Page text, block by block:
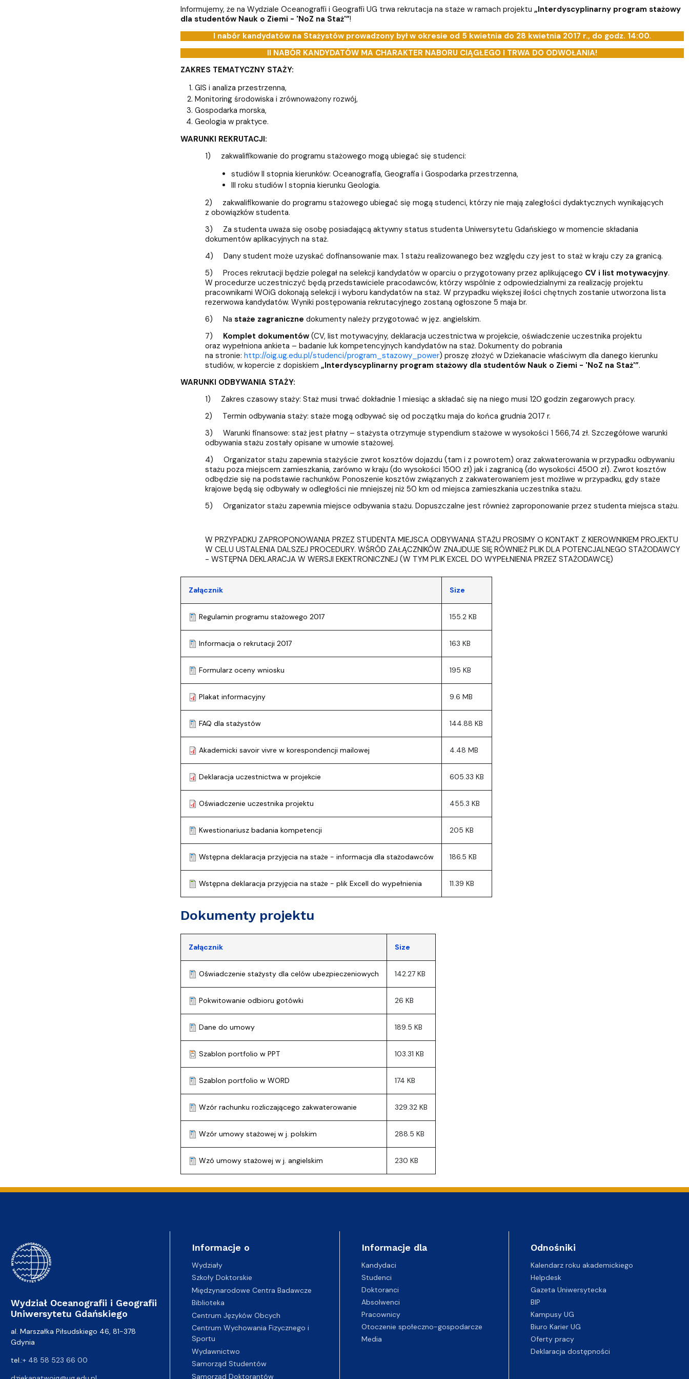
Informujemy, że na Wydziale Oceanografii i Geografii UG trwa rekrutacja na staże w ramach projektu „Interdyscyplinarny program stażowy
dla studentów Nauk o Ziemi - 'NoZ na Staż'”!
I nabór kandydatów na Stażystów prowadzony był w okresie od 5 kwietnia do 28 kwietnia 2017 r., do godz. 14:00.
II NABÓR KANDYDATÓW MA CHARAKTER NABORU CIĄGŁEGO I TRWA DO ODWOŁANIA!
ZAKRES TEMATYCZNY STAŻY:
GIS i analiza przestrzenna,
Monitoring środowiska i zrównoważony rozwój,
Gospodarka morska,
Geologia w praktyce.
WARUNKI REKRUTACJI:
1) zakwalifikowanie do programu stażowego mogą ubiegać się studenci:
studiów II stopnia kierunków: Oceanografia, Geografia i Gospodarka przestrzenna,
III roku studiów I stopnia kierunku Geologia.
2) zakwalifikowanie do programu stażowego ubiegać się mogą studenci, którzy nie mają zaległości dydaktycznych wynikających
z obowiązków studenta.
3) Za studenta uważa się osobę posiadającą aktywny status studenta Uniwersytetu Gdańskiego w momencie składania
dokumentów aplikacyjnych na staż.
4) Dany student może uzyskać dofinansowanie max. 1 stażu realizowanego bez względu czy jest to staż w kraju czy za granicą.
5) Proces rekrutacji będzie polegał na selekcji kandydatów w oparciu o przygotowany przez aplikującego CV i list motywacyjny.
W procedurze uczestniczyć będą przedstawiciele pracodawców, którzy wspólnie z odpowiedzialnymi za realizację projektu
pracownikami WOiG dokonają selekcji i wyboru kandydatów na staż. W przypadku większej ilości chętnych zostanie utworzona lista
rezerwowa kandydatów. Wyniki postępowania rekrutacyjnego zostaną ogłoszone 5 maja br.
6) Na staże zagraniczne dokumenty należy przygotować w jęz. angielskim.
7) Komplet dokumentów (CV, list motywacyjny, deklaracja uczestnictwa w projekcie, oświadczenie uczestnika projektu
oraz wypełniona ankieta – badanie luk kompetencyjnych kandydatów na staż. Dokumenty do pobrania
na stronie: http://oig.ug.edu.pl/studenci/program_stazowy_power) proszę złożyć w Dziekanacie właściwym dla danego kierunku
studiów, w kopercie z dopiskiem „Interdyscyplinarny program stażowy dla studentów Nauk o Ziemi - 'NoZ na Staż'”.
WARUNKI ODBYWANIA STAŻY:
1) Zakres czasowy staży: Staż musi trwać dokładnie 1 miesiąc a składać się na niego musi 120 godzin zegarowych pracy.
2) Termin odbywania staży: staże mogą odbywać się od początku maja do końca grudnia 2017 r.
3) Warunki finansowe: staż jest płatny – stażysta otrzymuje stypendium stażowe w wysokości 1 566,74 zł. Szczegółowe warunki
odbywania stażu zostały opisane w umowie stażowej.
4) Organizator stażu zapewnia stażyście zwrot kosztów dojazdu (tam i z powrotem) oraz zakwaterowania w przypadku odbywaniu
stażu poza miejscem zamieszkania, zarówno w kraju (do wysokości 1500 zł) jak i zagranicą (do wysokości 4500 zł). Zwrot kosztów
odbędzie się na podstawie rachunków. Ponoszenie kosztów związanych z zakwaterowaniem jest możliwe w przypadku, gdy staże
krajowe będą się odbywały w odległości nie mniejszej niż 50 km od miejsca zamieszkania uczestnika stażu.
5) Organizator stażu zapewnia miejsce odbywania stażu. Dopuszczalne jest również zaproponowanie przez studenta miejsca stażu.
W PRZYPADKU ZAPROPONOWANIA PRZEZ STUDENTA MIEJSCA ODBYWANIA STAŻU PROSIMY O KONTAKT Z KIEROWNIKIEM PROJEKTU
W CELU USTALENIA DALSZEJ PROCEDURY. WŚRÓD ZAŁĄCZNIKÓW ZNAJDUJE SIĘ RÓWNIEŻ PLIK DLA POTENCJALNEGO STAŻODAWCY
- WSTĘPNA DEKLARACJA W WERSJI EKEKTRONICZNEJ (W TYM PLIK EXCEL DO WYPEŁNIENIA PRZEZ STAŻODAWCĘ)
Załącznik Size
Regulamin programu stażowego 2017 155.2 KB
Informacja o rekrutacji 2017 163 KB
Formularz oceny wniosku 195 KB
Plakat informacyjny 9.6 MB
FAQ dla stażystów 144.88 KB
Akademicki savoir vivre w korespondencji mailowej 4.48 MB
Deklaracja uczestnictwa w projekcie 605.33 KB
Oświadczenie uczestnika projektu 455.3 KB
Kwestionariusz badania kompetencji 205 KB
Wstępna deklaracja przyjęcia na staże - informacja dla stażodawców 186.5 KB
Wstępna deklaracja przyjęcia na staże - plik Excell do wypełnienia 11.39 KB
Dokumenty projektu
Załącznik Size
Oświadczenie stażysty dla celów ubezpieczeniowych 142.27 KB
Pokwitowanie odbioru gotówki 26 KB
Dane do umowy 189.5 KB
Szablon portfolio w PPT 103.31 KB
Szablon portfolio w WORD 174 KB
Wzór rachunku rozliczającego zakwaterowanie 329.32 KB
Wzór umowy stażowej w j. polskim 288.5 KB
Wzó umowy stażowej w j. angielskim 230 KB
Wydział Oceanografii i Geografii
Uniwersytetu Gdańskiego
al. Marszałka Piłsudskiego 46, 81-378
Gdynia
tel.:+ 48 58 523 66 00
Informacje o
Wydziały
Szkoły Doktorskie
Międzynarodowe Centra Badawcze
Biblioteka
Centrum Języków Obcych
Centrum Wychowania Fizycznego i
Sportu
Wydawnictwo
Samorząd Studentów
Samorząd Doktorantów
Informacje dla
Kandydaci
Studenci
Doktoranci
Absolwenci
Pracownicy
Otoczenie społeczno-gospodarcze
Media
Odnośniki
Kalendarz roku akademickiego
Helpdesk
Gazeta Uniwersytecka
BIP
Kampusy UG
Biuro Karier UG
Oferty pracy
Deklaracja dostępności